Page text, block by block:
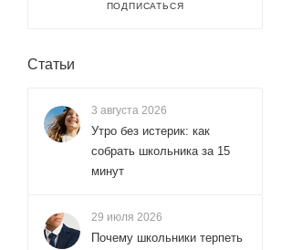
ПОДПИСАТЬСЯ
Статьи
3 августа 2026
Утро без истерик: как
собрать школьника за 15
минут
29 июля 2026
Почему школьники терпеть